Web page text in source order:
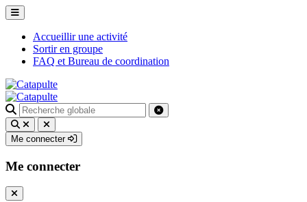
Accueillir une activité
Sortir en groupe
FAQ et Bureau de coordination
Recherche
pour
:
Me connecter
Me connecter